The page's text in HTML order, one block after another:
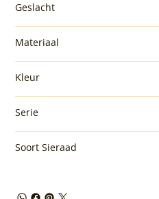
Geslacht
Materiaal
Kleur
Serie
Soort Sieraad